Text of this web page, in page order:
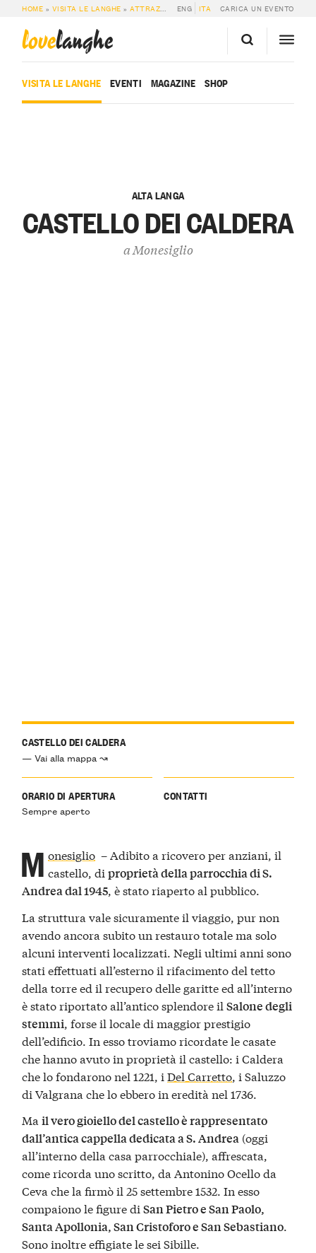
HOME » VISITA LE LANGHE »ATTRAZIONI »CASTELLO DEI CALDERA
ENG ITA CARICA UN EVENTO
lovelanghe
VISITA LE LANGHE EVENTI MAGAZINE SHOP
ALTA LANGA
CASTELLO DEI CALDERA
aMonesiglio
CASTELLO DEI CALDERA
— Vai alla mappa ↝
ORARIO DI APERTURA
Sempre aperto
CONTATTI
M onesiglio – Adibito a ricovero per anziani, il
castello, diproprietà della parrocchia di S.
Andrea dal 1945, è stato riaperto al pubblico.
La struttura vale sicuramente il viaggio, pur non
avendo ancora subito un restauro totale ma solo
alcuni interventi localizzati. Negli ultimi anni sono
stati effettuati all’esterno il rifacimento del tetto
della torre ed il recupero delle garitte ed all’interno
è stato riportato all’antico splendore ilSalone degli
stemmi , forse il locale di maggior prestigio
dell’edificio. In esso troviamo ricordate le casate
che hanno avuto in proprietà il castello: i Caldera
che lo fondarono nel 1221, iDel Carretto , i Saluzzo
di Valgrana che lo ebbero in eredità nel 1736.
Mail vero gioiello del castello è rappresentato
dall’antica cappella dedicata a S. Andrea (oggi
all’interno della casa parrocchiale), affrescata,
come ricorda uno scritto, da Antonino Ocello da
Ceva che la firmò il 25 settembre 1532. In esso
compaiono le figure diSan Pietro e San Paolo,
Santa Apollonia, San Cristoforo e San Sebastiano.
Sono inoltre effigiate le sei Sibille.